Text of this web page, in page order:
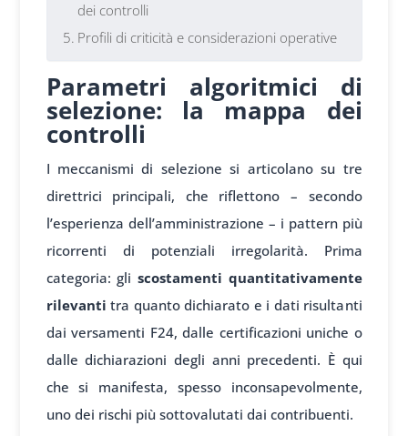
dei controlli
Profili di criticità e considerazioni operative
Parametri algoritmici di
selezione: la mappa dei
controlli
I meccanismi di selezione si articolano su tre
direttrici principali, che riflettono – secondo
l’esperienza dell’amministrazione – i pattern più
ricorrenti di potenziali irregolarità. Prima
categoria: gli scostamenti quantitativamente
rilevanti tra quanto dichiarato e i dati risultanti
dai versamenti F24, dalle certificazioni uniche o
dalle dichiarazioni degli anni precedenti. È qui
che si manifesta, spesso inconsapevolmente,
uno dei rischi più sottovalutati dai contribuenti.